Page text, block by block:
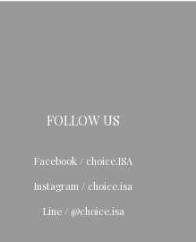
FOLLOW US
Facebook / choice.ISA
Instagram / choice.isa
Line / @choice.isa